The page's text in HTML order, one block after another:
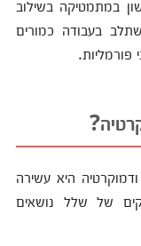
במתמטיקה בשילוב
תוך 4 שנים להשתלב בעבודה כמורים
פורמליות.
היא עשירה
של שלל נושאים